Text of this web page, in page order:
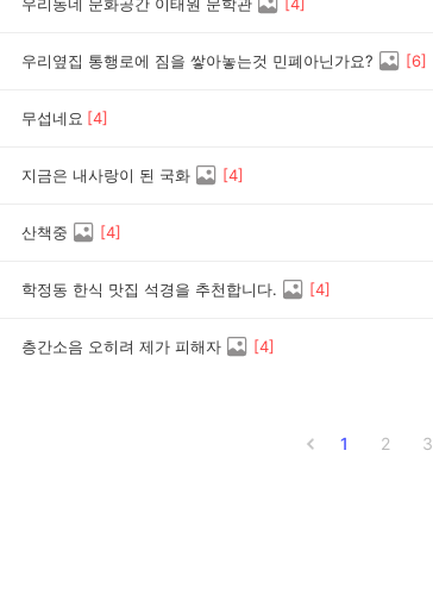
우리옆집 통행로에 짐을 쌓아놓는것 민폐아닌가요? [6]
무섭네요 [4]
지금은 내사랑이 된 국화 [4]
산책중 [4]
학정동 한식 맛집 석경을 추천합니다. [4]
층간소음 오히려 제가 피해자 [4]
1 2 3